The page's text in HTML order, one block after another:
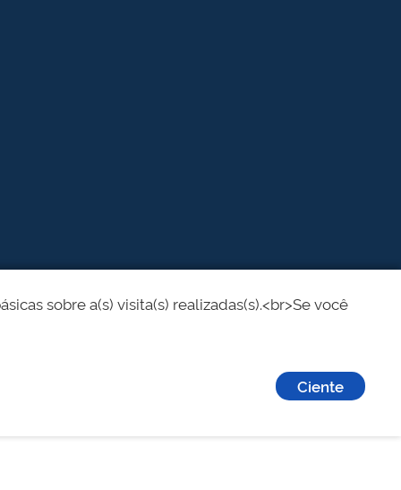
sobre a(s) visita(s) realizadas(s).<br>Se você
Ciente